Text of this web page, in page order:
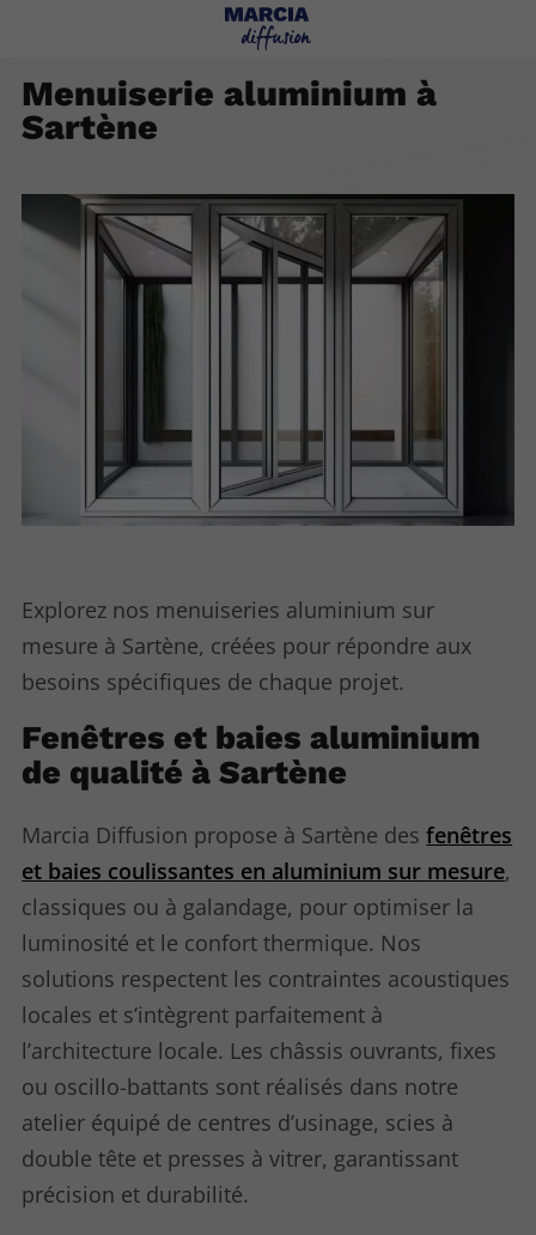
Menuiserie aluminium à
Sartène
Explorez nos menuiseries aluminium sur
mesure à Sartène, créées pour répondre aux
besoins spécifiques de chaque projet.
Fenêtres et baies aluminium
de qualité à Sartène
Marcia Diffusion propose à Sartène desfenêtres
et baies coulissantes en aluminium sur mesure,
classiques ou à galandage, pour optimiser la
luminosité et le confort thermique. Nos
solutions respectent les contraintes acoustiques
locales et s’intègrent parfaitement à
l’architecture locale. Les châssis ouvrants, fixes
ou oscillo-battants sont réalisés dans notre
atelier équipé de centres d’usinage, scies à
double tête et presses à vitrer, garantissant
précision et durabilité.